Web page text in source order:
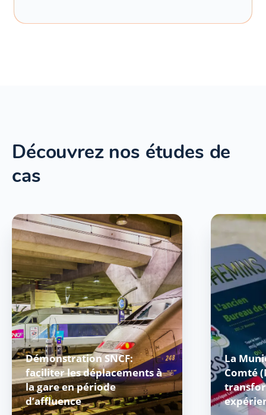
Découvrez nos études de
cas
Démonstration SNCF:
faciliter les déplacements à
la gare en période
d’affluence
La
Comté